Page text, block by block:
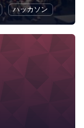
ハッカソン